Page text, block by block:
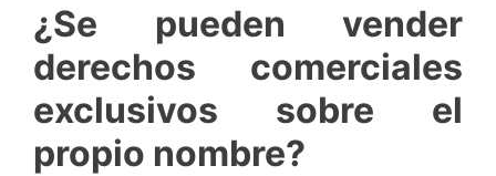
¿Se pueden vender
derechos comerciales
exclusivos sobre el
propio nombre?